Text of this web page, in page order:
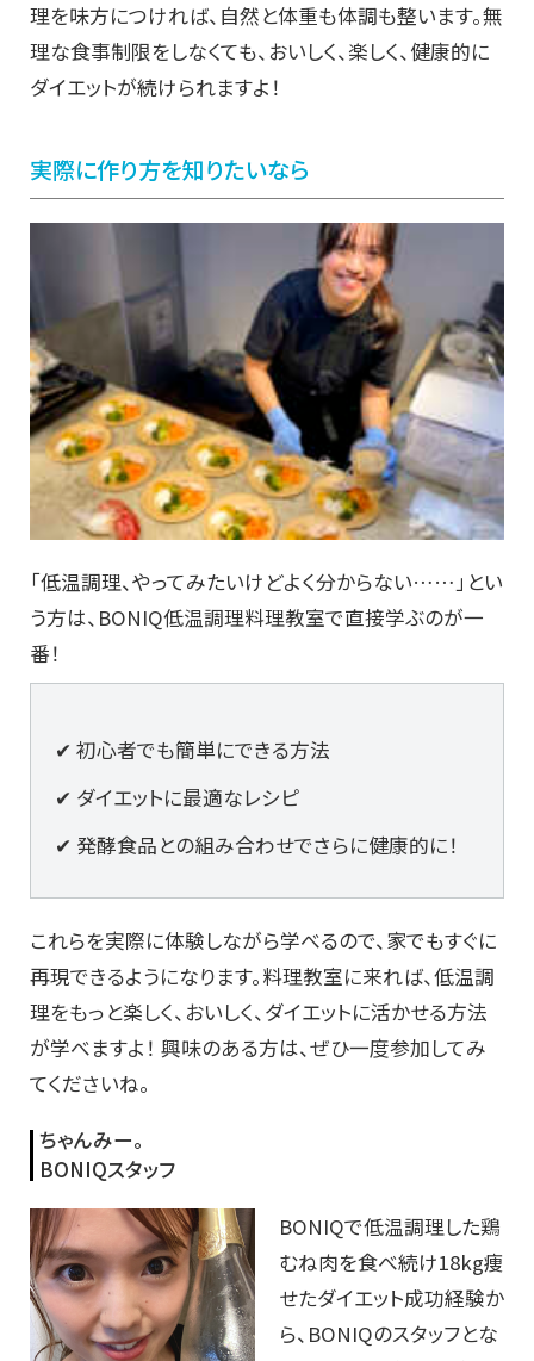
理を味方につければ、自然と体重も体調も整います。無
理な食事制限をしなくても、おいしく、楽しく、健康的に
ダイエットが続けられますよ！
実際に作り方を知りたいなら
「低温調理、やってみたいけどよく分からない……」とい
う方は、BONIQ低温調理料理教室で直接学ぶのが一
番！
✔ 初心者でも簡単にできる方法
✔ ダイエットに最適なレシピ
✔ 発酵食品との組み合わせでさらに健康的に！
これらを実際に体験しながら学べるので、家でもすぐに
再現できるようになります。料理教室に来れば、低温調
理をもっと楽しく、おいしく、ダイエットに活かせる方法
が学べますよ！ 興味のある方は、ぜひ一度参加してみ
てくださいね。
ちゃんみー。
BONIQスタッフ
BONIQで低温調理した鶏
むね肉を食べ続け18kg痩
せたダイエット成功経験か
ら、BONIQのスタッフとな